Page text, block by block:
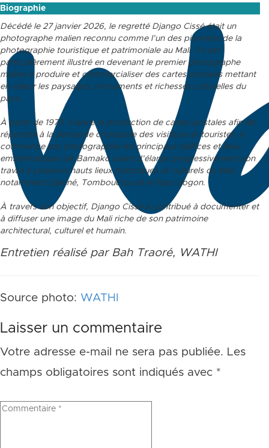
Biographie
Décédé le 27 janvier 2026, le regretté Django Cissé était un
photographe malien reconnu comme l’un des pionniers de la
photographie touristique et patrimoniale au Mali. Il s’est
particulièrement illustré en devenant le premier photographe
malien à produire et commercialiser des cartes postales mettant
en valeur les paysages, monuments et richesses culturelles du
pays.
À partir de 1973, il lance la production de cartes postales afin de
répondre à la demande croissante des visiteurs et touristes. Il
commence par photographier les principaux édifices et lieux
emblématiques de Bamako avant d’élargir progressivement son
travail à plusieurs hauts lieux historiques et culturels du Mali,
notamment Djenné, Tombouctou et le Pays dogon.
À travers son objectif, Django Cissé a contribué à documenter et
à diffuser une image du Mali riche de son patrimoine
architectural, culturel et humain.
Entretien réalisé par Bah Traoré, WATHI
Source photo: WATHI
Laisser un commentaire
Votre adresse e-mail ne sera pas publiée. Les
champs obligatoires sont indiqués avec *